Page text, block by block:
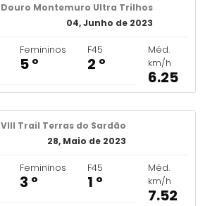
Douro Montemuro Ultra Trilhos
04, Junho de 2023
Femininos
5 º
F45
2 º
Méd.
km/h
6.25
VIII Trail Terras do Sardão
28, Maio de 2023
Femininos
3 º
F45
1 º
Méd.
km/h
7.52